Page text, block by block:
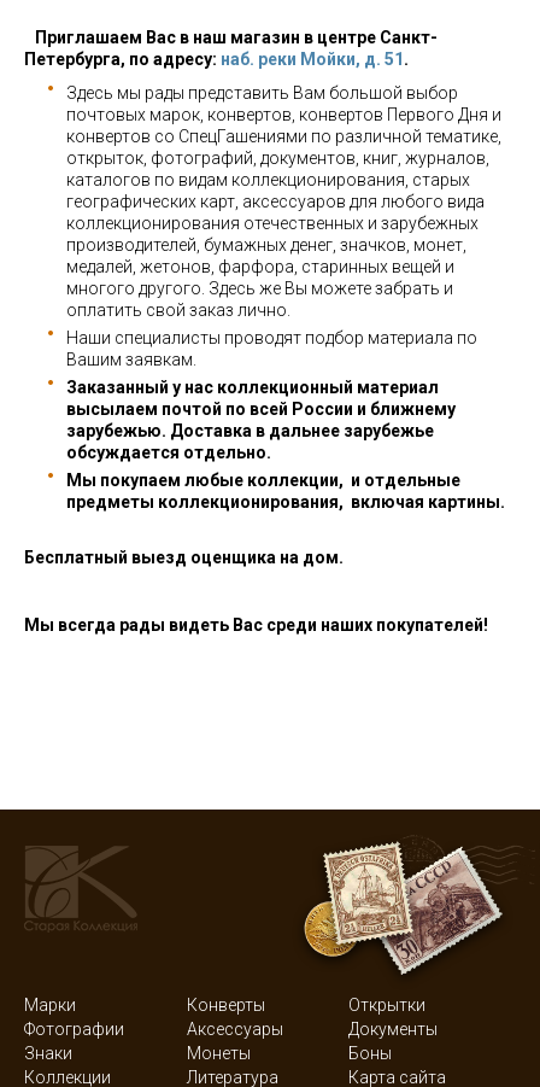
Приглашаем Вас в наш магазин в центре Санкт-
Петербурга, по адресу: наб. реки Мойки, д. 51 .
Здесь мы рады представить Вам большой выбор
почтовых марок, конвертов, конвертов Первого Дня и
конвертов со СпецГашениями по различной тематике,
открыток, фотографий, документов, книг, журналов,
каталогов по видам коллекционирования, старых
географических карт, аксессуаров для любого вида
коллекционирования отечественных и зарубежных
производителей, бумажных денег, значков, монет,
медалей, жетонов, фарфора, старинных вещей и
многого другого. Здесь же Вы можете забрать и
оплатить свой заказ лично.
Наши специалисты проводят подбор материала по
Вашим заявкам.
Заказанный у нас коллекционный материал
высылаем почтой по всей России и ближнему
зарубежью. Доставка в дальнее зарубежье
обсуждается отдельно.
Мы покупаем любые коллекции, и отдельные
предметы коллекционирования, включая картины.
Бесплатный выезд оценщика на дом.
Мы всегда рады видеть Вас среди наших покупателей!
Марки Конверты
Открытки
Фотографии
Аксессуары
Документы
Знаки
Монеты
Боны
Коллекции
Литература Карта сайта